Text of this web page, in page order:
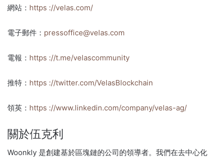
網站： https ://velas.com/
電子郵件： pressoffice@velas.com
電報： https ://t.me/velascommunity
推特： https ://twitter.com/VelasBlockchain
領英： https ://www.linkedin.com/company/velas-ag/
關於伍克利
Woonkly 是創建基於區塊鏈的公司的領導者。 我們在去中心化